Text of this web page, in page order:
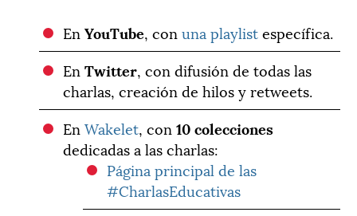
EnYouTube, conuna playlistespecífica.
EnTwitter, con difusión de todas las
charlas, creación de hilos y retweets.
EnWakelet, con10 colecciones
dedicadas a las charlas:
Página principal de las
#CharlasEducativas